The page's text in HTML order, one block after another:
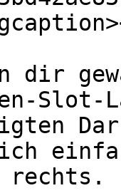
dir
Slot-
rechts.